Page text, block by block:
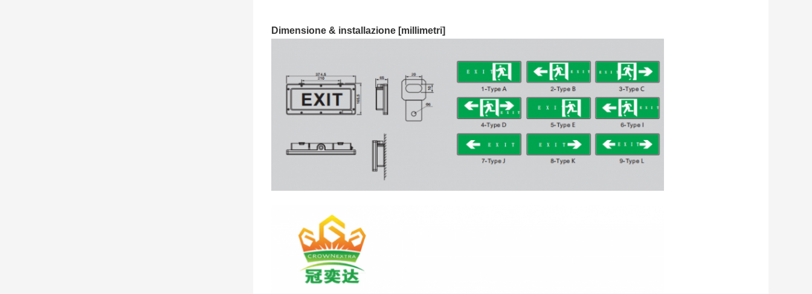
Dimensione & installazione [millimetri]